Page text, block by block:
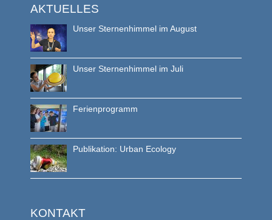
AKTUELLES
Unser Sternenhimmel im August
Unser Sternenhimmel im Juli
Ferienprogramm
Publikation: Urban Ecology
KONTAKT